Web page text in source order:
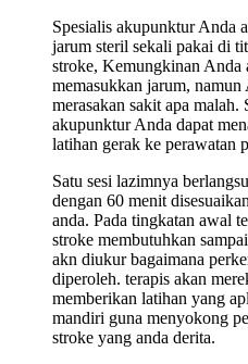
Spesialis akupunktur Anda
jarum steril sekali pakai di
stroke, Kemungkinan Anda
memasukkan jarum,
merasakan sakit apa
akupunktur Anda dapat
latihan gerak ke perawatan
Satu sesi lazimnya
dengan 60 menit
anda. Pada tingkatan awal
stroke membutuhkan
akn diukur bagaimana
diperoleh. terapis akan
memberikan latihan yang
mandiri guna menyokong
stroke yang anda derita.